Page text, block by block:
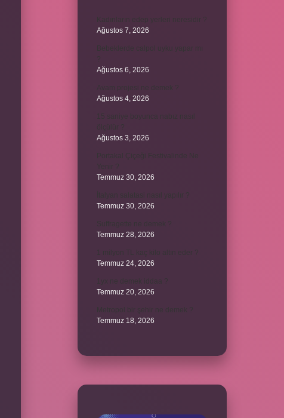
Kadınların edep yerleri neresidir ?
Ağustos 7, 2026
Bebeklerde calpol uyku yapar mı
Ağustos 6, 2026
Avam projesi ne demek ?
Ağustos 4, 2026
15 saniye boyunca nabız nasıl
Ağustos 3, 2026
Temmuz 30, 2026
İtalyan salatasi nasıl yapılır ?
Temmuz 30, 2026
Temmuz 28, 2026
Temmuz 24, 2026
Temmuz 20, 2026
Temmuz 18, 2026